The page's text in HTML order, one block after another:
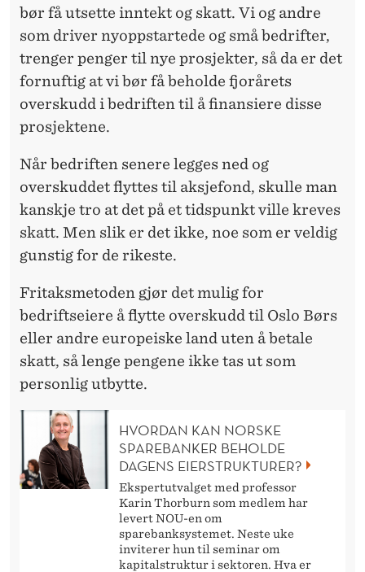
bør få utsette inntekt og skatt. Vi og andre
som driver nyoppstartede og små bedrifter,
trenger penger til nye prosjekter, så da er det
fornuftig at vi bør få beholde fjorårets
overskudd i bedriften til å finansiere disse
prosjektene.
Når bedriften senere legges ned og
overskuddet flyttes til aksjefond, skulle man
kanskje tro at det på et tidspunkt ville kreves
skatt. Men slik er det ikke, noe som er veldig
gunstig for de rikeste.
Fritaksmetoden gjør det mulig for
bedriftseiere å flytte overskudd til Oslo Børs
eller andre europeiske land uten å betale
skatt, så lenge pengene ikke tas ut som
personlig utbytte.
HVORDAN KAN NORSKE
SPAREBANKER BEHOLDE
DAGENS EIERSTRUKTURER?
Ekspertutvalget med professor
Karin Thorburn som medlem har
levert NOU-en om
sparebanksystemet. Neste uke
inviterer hun til seminar om
kapitalstruktur i sektoren. Hva er